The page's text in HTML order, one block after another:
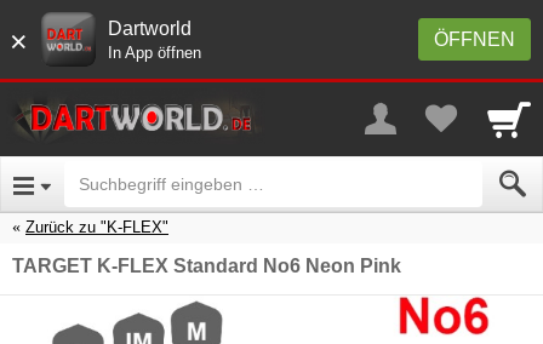
× ÖFFNEN
Dartworld
In App öffnen
Zurück zu "K-FLEX"
TARGET K-FLEX Standard No6 Neon Pink